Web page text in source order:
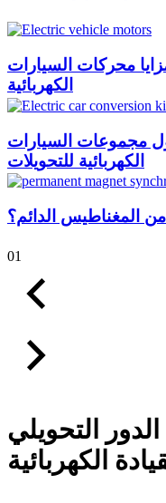
محركات السيارات
الكهربائية
مجموعات السيارات
الكهربائية للتحويلات
المغناطيس الدائم؟
01
التحويلي
الكهربائية